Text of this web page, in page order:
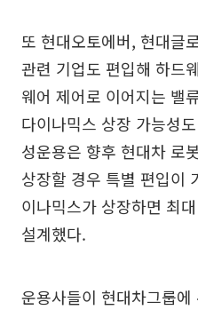
또 현대오토에버, 현대글
관련 기업도 편입해 하드
웨어 제어로 이어지는 밸
다이나믹스 상장 가능성
성운용은 향후 현대차 로
상장할 경우 특별 편입이
이나믹스가 상장하면 최
설계했다.
운용사들이 현대차그룹